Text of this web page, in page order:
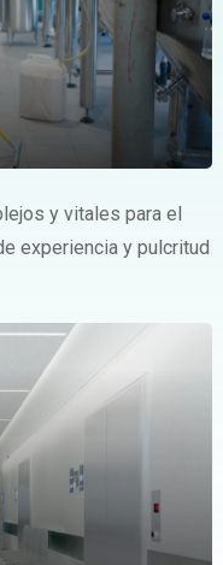
y vitales para el
experiencia y pulcritud